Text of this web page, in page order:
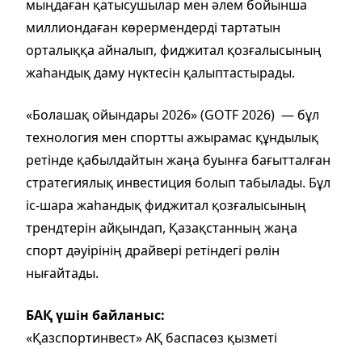
мыңдаған қатысушылар мен әлем бойынша
миллиондаған көрермендерді тартатын
орталыққа айналып, фиджитал қозғалысының
жаһандық даму нүктесін қалыптастырады.
«Болашақ ойындары 2026» (GOTF 2026) — бұл
технология мен спортты ажырамас құндылық
ретінде қабылдайтын жаңа буынға бағытталған
стратегиялық инвестиция болып табылады. Бұл
іс-шара жаһандық фиджитал қозғалысының
трендтерін айқындап, Қазақстанның жаңа
спорт дәуірінің драйвері ретіндегі рөлін
нығайтады.
БАҚ үшін байланыс:
«Қазспортинвест» АҚ баспасөз қызметі